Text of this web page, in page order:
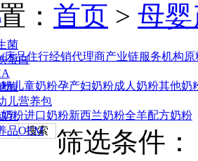
菌
蛋白
酶
儿营养包
乳
品OEM
： 首页 > 母
床品住行经销代理商产业链服务机构原
儿童奶粉孕产妇奶粉成人奶粉其他奶
粉进口奶粉新西兰奶粉全羊配方奶粉
搜索
筛选条件：